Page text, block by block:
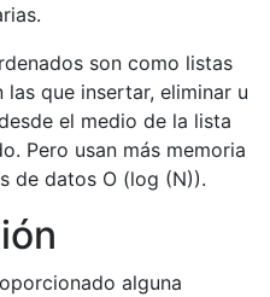
son como listas
las que insertar, eliminar u
el medio de la lista
Pero usan más memoria
de datos O (log (N)).
alguna